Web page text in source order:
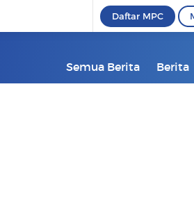
Daftar MPC
Semua Berita Berita